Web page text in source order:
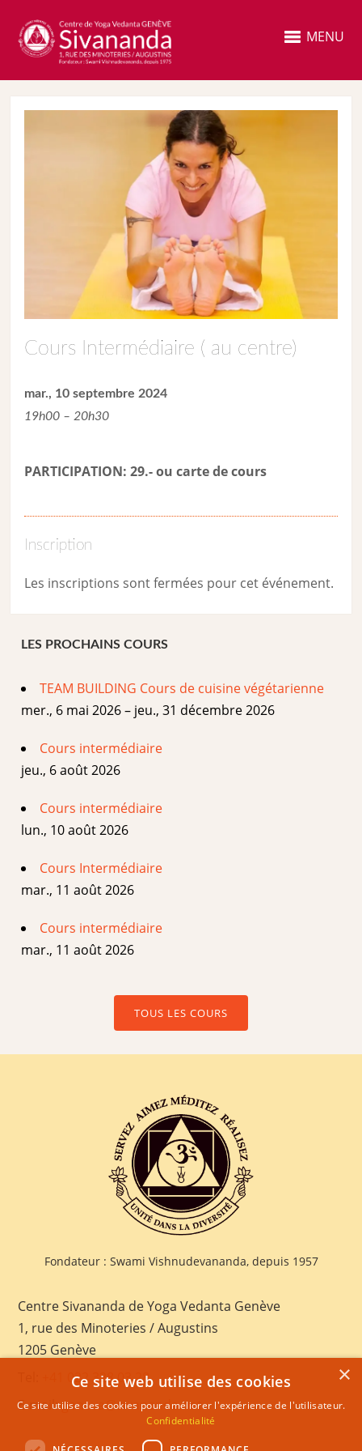
MENU
Cours Intermédiaire ( au centre)
mar., 10 septembre 2024
19h00 – 20h30
PARTICIPATION: 29.- ou carte de cours
Inscription
Les inscriptions sont fermées pour cet événement.
LES PROCHAINS COURS
TEAM BUILDING Cours de cuisine végétarienne
mer., 6 mai 2026 – jeu., 31 décembre 2026
Cours intermédiaire
jeu., 6 août 2026
Cours intermédiaire
lun., 10 août 2026
Cours Intermédiaire
mar., 11 août 2026
Cours intermédiaire
mar., 11 août 2026
TOUS LES COURS
Fondateur : Swami Vishnudevananda, depuis 1957
Centre Sivananda de Yoga Vedanta Genève
1, rue des Minoteries / Augustins
1205 Genève
+41 022 328 03 28
E-mail:geneva@sivananda.net
×
Ce site web utilise des cookies
Ce site utilise des cookies pour améliorer l'expérience de l'utilisateur.
Confidentialité